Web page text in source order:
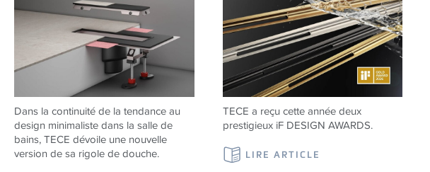
Dans la continuité de la tendance au
design minimaliste dans la salle de
bains, TECE dévoile une nouvelle
version de sa rigole de douche.
TECE a reçu cette année deux
prestigieux iF DESIGN AWARDS.
LIRE ARTICLE